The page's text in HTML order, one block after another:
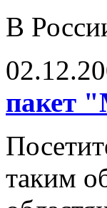
В
таким